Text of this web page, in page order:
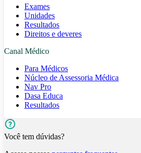
Exames
Unidades
Resultados
Direitos e deveres
Canal Médico
Para Médicos
Núcleo de Assessoria Médica
Nav Pro
Dasa Educa
Resultados
Você tem dúvidas?